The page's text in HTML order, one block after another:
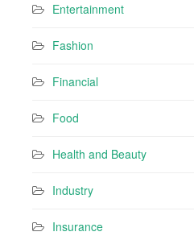
Entertainment
Fashion
Financial
Food
Health and Beauty
Industry
Insurance